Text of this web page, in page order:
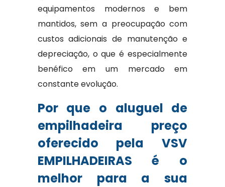
equipamentos modernos e bem
mantidos, sem a preocupação com
custos adicionais de manutenção e
depreciação, o que é especialmente
benéfico em um mercado em
constante evolução.
Por que o aluguel de
empilhadeira preço
oferecido pela VSV
EMPILHADEIRAS é o
melhor para a sua